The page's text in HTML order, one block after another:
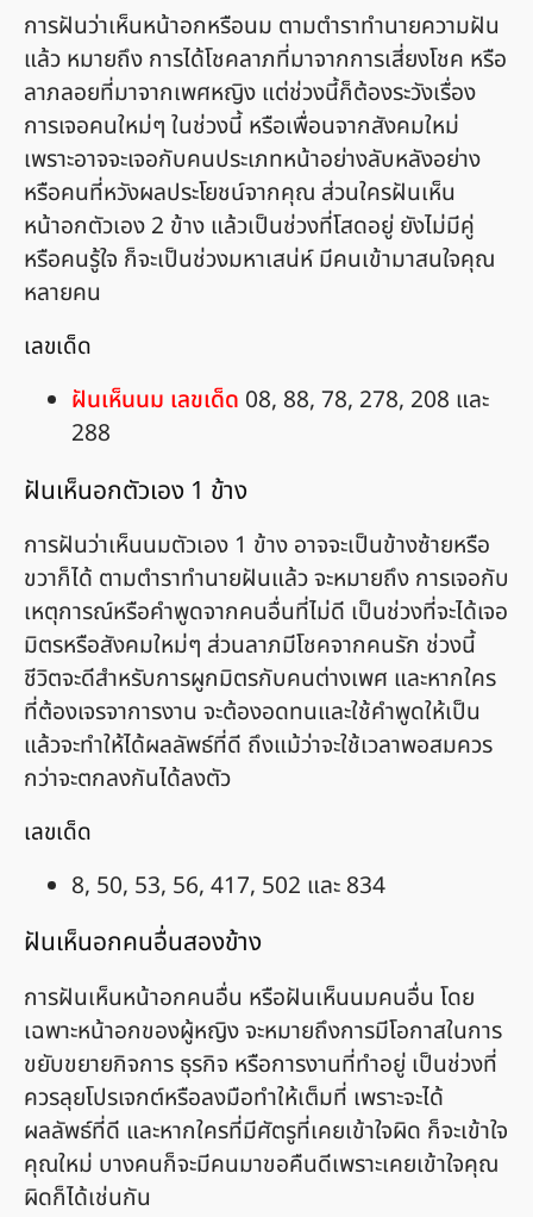
การฝันว่าเห็นหน้าอกหรือนม ตามตำราทำนายความฝัน
แล้ว หมายถึง การได้โชคลาภที่มาจากการเสี่ยงโชค หรือ
ลาภลอยที่มาจากเพศหญิง แต่ช่วงนี้ก็ต้องระวังเรื่อง
การเจอคนใหม่ๆ ในช่วงนี้ หรือเพื่อนจากสังคมใหม่
เพราะอาจจะเจอกับคนประเภทหน้าอย่างลับหลังอย่าง
หรือคนที่หวังผลประโยชน์จากคุณ ส่วนใครฝันเห็น
หน้าอกตัวเอง 2 ข้าง แล้วเป็นช่วงที่โสดอยู่ ยังไม่มีคู่
หรือคนรู้ใจ ก็จะเป็นช่วงมหาเสน่ห์ มีคนเข้ามาสนใจคุณ
หลายคน
เลขเด็ด
ฝันเห็นนม เลขเด็ด 08, 88, 78, 278, 208 และ
288
ฝันเห็นอกตัวเอง 1 ข้าง
การฝันว่าเห็นนมตัวเอง 1 ข้าง อาจจะเป็นข้างซ้ายหรือ
ขวาก็ได้ ตามตำราทำนายฝันแล้ว จะหมายถึง การเจอกับ
เหตุการณ์หรือคำพูดจากคนอื่นที่ไม่ดี เป็นช่วงที่จะได้เจอ
มิตรหรือสังคมใหม่ๆ ส่วนลาภมีโชคจากคนรัก ช่วงนี้
ชีวิตจะดีสำหรับการผูกมิตรกับคนต่างเพศ และหากใคร
ที่ต้องเจรจาการงาน จะต้องอดทนและใช้คำพูดให้เป็น
แล้วจะทำให้ได้ผลลัพธ์ที่ดี ถึงแม้ว่าจะใช้เวลาพอสมควร
กว่าจะตกลงกันได้ลงตัว
เลขเด็ด
8, 50, 53, 56, 417, 502 และ 834
ฝันเห็นอกคนอื่นสองข้าง
การฝันเห็นหน้าอกคนอื่น หรือฝันเห็นนมคนอื่น โดย
เฉพาะหน้าอกของผู้หญิง จะหมายถึงการมีโอกาสในการ
ขยับขยายกิจการ ธุรกิจ หรือการงานที่ทำอยู่ เป็นช่วงที่
ควรลุยโปรเจกต์หรือลงมือทำให้เต็มที่ เพราะจะได้
ผลลัพธ์ที่ดี และหากใครที่มีศัตรูที่เคยเข้าใจผิด ก็จะเข้าใจ
คุณใหม่ บางคนก็จะมีคนมาขอคืนดีเพราะเคยเข้าใจคุณ
ผิดก็ได้เช่นกัน